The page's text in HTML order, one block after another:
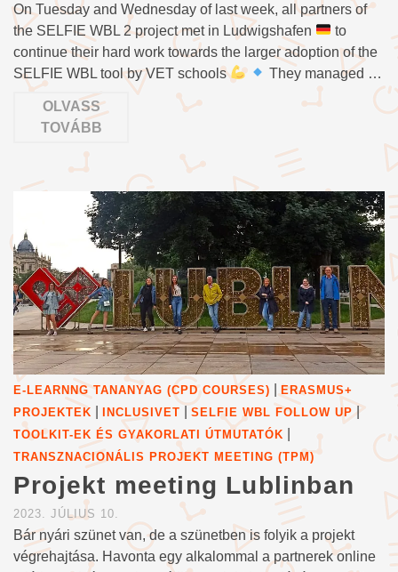
On Tuesday and Wednesday of last week, all partners of
the SELFIE WBL 2 project met in Ludwigshafen
to
continue their hard work towards the larger adoption of the
SELFIE WBL tool by VET schools
They managed …
OLVASS
TOVÁBB
E-LEARNNG TANANYAG (CPD COURSES)
ERASMUS+
PROJEKTEK
INCLUSIVET SELFIE WBL FOLLOW UP|
TOOLKIT-EK ÉS GYAKORLATI ÚTMUTATÓK
TRANSZNACIONÁLIS PROJEKT MEETING (TPM)
Projekt meeting Lublinban
2023. JÚLIUS 10.
Bár nyári szünet van, de a szünetben is folyik a projekt
végrehajtása. Havonta egy alkalommal a partnerek online